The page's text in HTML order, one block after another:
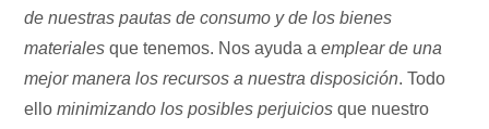
de nuestras pautas de consumo y de los bienes
materiales que tenemos. Nos ayuda aemplear de una
mejor manera los recursos a nuestra disposición. Todo
ellominimizando los posibles perjuicios que nuestro